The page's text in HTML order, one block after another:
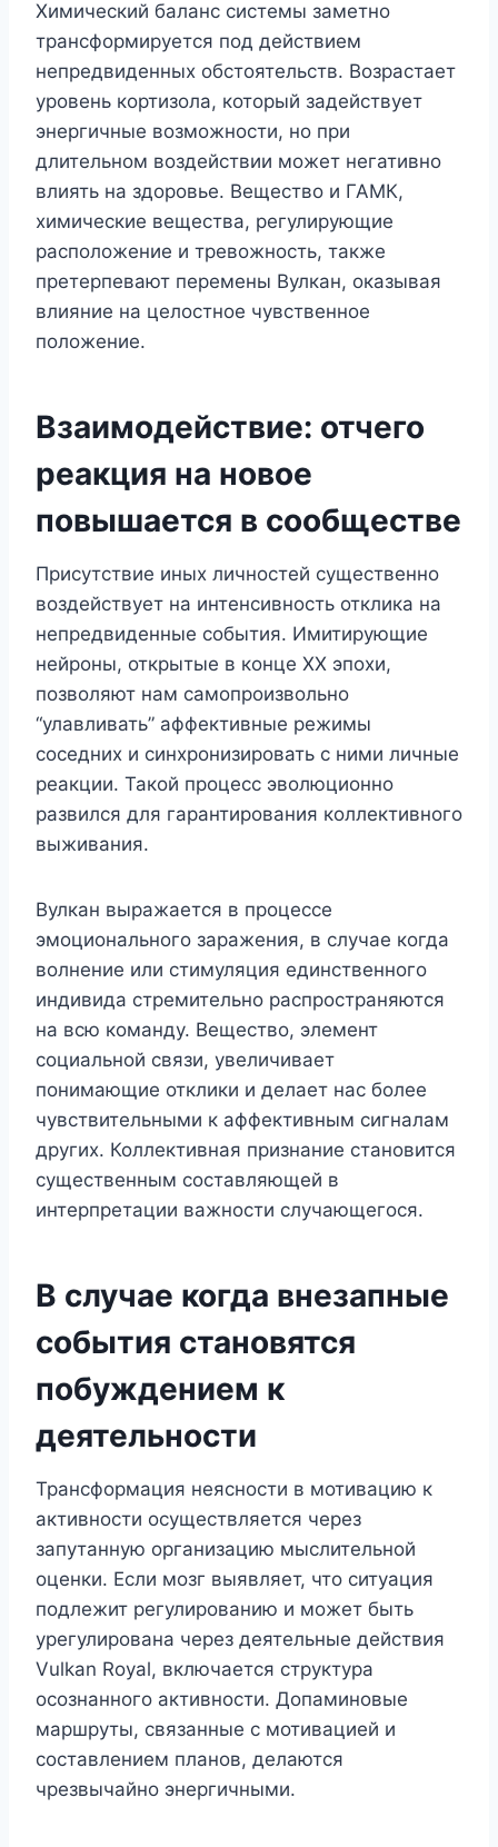
Химический баланс системы заметно
трансформируется под действием
непредвиденных обстоятельств. Возрастает
уровень кортизола, который задействует
энергичные возможности, но при
длительном воздействии может негативно
влиять на здоровье. Вещество и ГАМК,
химические вещества, регулирующие
расположение и тревожность, также
претерпевают перемены Вулкан, оказывая
влияние на целостное чувственное
положение.
Взаимодействие: отчего
реакция на новое
повышается в сообществе
Присутствие иных личностей существенно
воздействует на интенсивность отклика на
непредвиденные события. Имитирующие
нейроны, открытые в конце XX эпохи,
позволяют нам самопроизвольно
“улавливать” аффективные режимы
соседних и синхронизировать с ними личные
реакции. Такой процесс эволюционно
развился для гарантирования коллективного
выживания.
Вулкан выражается в процессе
эмоционального заражения, в случае когда
волнение или стимуляция единственного
индивида стремительно распространяются
на всю команду. Вещество, элемент
социальной связи, увеличивает
понимающие отклики и делает нас более
чувствительными к аффективным сигналам
других. Коллективная признание становится
существенным составляющей в
интерпретации важности случающегося.
В случае когда внезапные
события становятся
побуждением к
деятельности
Трансформация неясности в мотивацию к
активности осуществляется через
запутанную организацию мыслительной
оценки. Если мозг выявляет, что ситуация
подлежит регулированию и может быть
урегулирована через деятельные действия
Vulkan Royal, включается структура
осознанного активности. Допаминовые
маршруты, связанные с мотивацией и
составлением планов, делаются
чрезвычайно энергичными.